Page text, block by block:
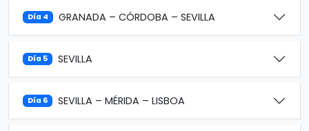
Día 4 GRANADA – CÓRDOBA – SEVILLA
Día 5 SEVILLA
Día 6 SEVILLA – MÉRIDA – LISBOA